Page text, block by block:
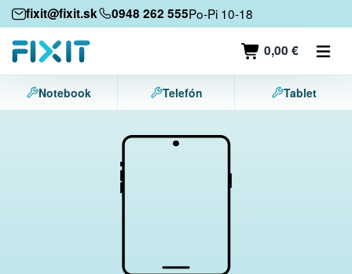
fixit@fixit.sk 0948 262 555Po-Pi 10-18
0,00 €
Mobilné zariadenia
Mobilné telefóny
Tablety
Notebook Telefón Tablet